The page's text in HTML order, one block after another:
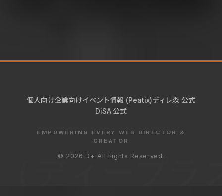
ディープラ
個人向け企業向けイベント情報 (Peatix)ディレ森 公式
DiSA 公式
EMPOWERING EVERY WEB DIRECTOR &
CREATOR
© 2026 D+ All Rights Reserved.